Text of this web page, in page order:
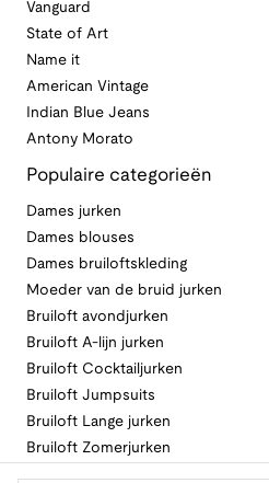
Vanguard
State of Art
Name it
American Vintage
Indian Blue Jeans
Antony Morato
Populaire categorieën
Dames jurken
Dames blouses
Dames bruiloftskleding
Moeder van de bruid jurken
Bruiloft avondjurken
Bruiloft A-lijn jurken
Bruiloft Cocktailjurken
Bruiloft Jumpsuits
Bruiloft Lange jurken
Bruiloft Zomerjurken